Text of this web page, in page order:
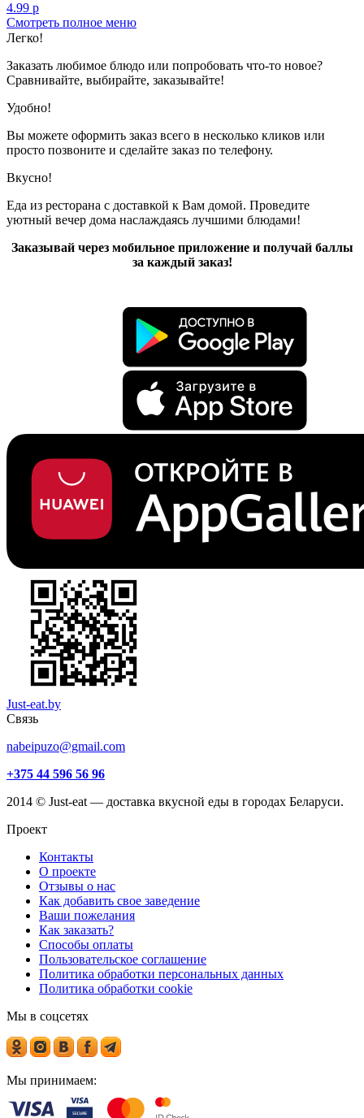
4.99 р
Смотреть полное меню
Показано с 1 по 1 из 1 (всего 1 страниц)
Легко!
Заказать любимое блюдо или попробовать что-то новое?
Сравнивайте, выбирайте, заказывайте!
Удобно!
Вы можете оформить заказ всего в несколько кликов или
просто позвоните и сделайте заказ по телефону.
Вкусно!
Еда из ресторана с доставкой к Вам домой. Проведите
уютный вечер дома наслаждаясь лучшими блюдами!
Заказывай через мобильное приложение и получай баллы
за каждый заказ!
Just-eat.by
Связь
nabeipuzo@gmail.com
+375 44 596 56 96
2014 © Just-eat — доставка вкусной еды в городах Беларуси.
Проект
Контакты
О проекте
Отзывы о нас
Как добавить свое заведение
Ваши пожелания
Как заказать?
Способы оплаты
Пользовательское соглашение
Политика обработки персональных данных
Политика обработки cookie
Мы в соцсетях
Мы принимаем: